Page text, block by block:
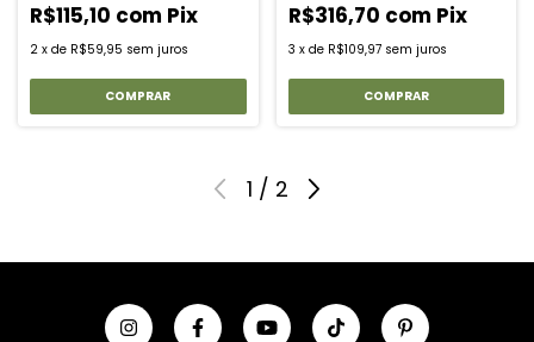
R$115,10 com Pix
2 x de R$59,95 sem juros
R$316,70 com Pix
3 x de R$109,97 sem juros
1 / 2